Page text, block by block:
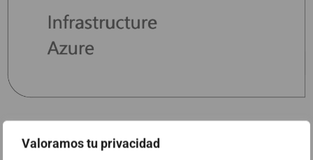
Valoramos tu privacidad